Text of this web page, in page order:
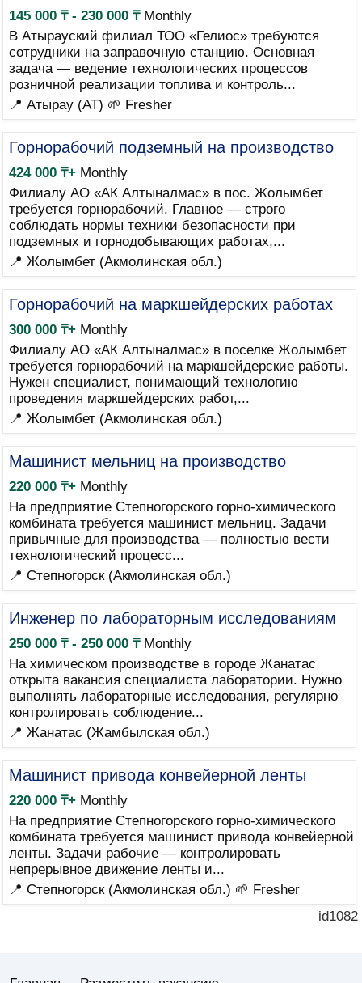
145 000 ₸ - 230 000 ₸Monthly
В Атырауский филиал ТОО «Гелиос» требуются
сотрудники на заправочную станцию. Основная
задача — ведение технологических процессов
розничной реализации топлива и контроль...
📍 Атырау (AT) 🌱 Fresher
Горнорабочий подземный на производство
424 000 ₸+Monthly
Филиалу АО «АК Алтыналмас» в пос. Жолымбет
требуется горнорабочий. Главное — строго
соблюдать нормы техники безопасности при
подземных и горнодобывающих работах,...
📍 Жолымбет (Акмолинская обл.)
Горнорабочий на маркшейдерских работах
300 000 ₸+Monthly
Филиалу АО «АК Алтыналмас» в поселке Жолымбет
требуется горнорабочий на маркшейдерские работы.
Нужен специалист, понимающий технологию
проведения маркшейдерских работ,...
📍 Жолымбет (Акмолинская обл.)
Машинист мельниц на производство
220 000 ₸+Monthly
На предприятие Степногорского горно-химического
комбината требуется машинист мельниц. Задачи
привычные для производства — полностью вести
технологический процесс...
📍 Степногорск (Акмолинская обл.)
Инженер по лабораторным исследованиям
250 000 ₸ - 250 000 ₸Monthly
На химическом производстве в городе Жанатас
открыта вакансия специалиста лаборатории. Нужно
выполнять лабораторные исследования, регулярно
контролировать соблюдение...
📍 Жанатас (Жамбылская обл.)
Машинист привода конвейерной ленты
220 000 ₸+Monthly
На предприятие Степногорского горно-химического
комбината требуется машинист привода конвейерной
ленты. Задачи рабочие — контролировать
непрерывное движение ленты и...
📍 Степногорск (Акмолинская обл.) 🌱 Fresher
id1082